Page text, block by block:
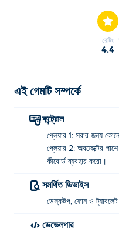
রেটিং
4.4
এই গেমটি সম্পর্কে
কন্ট্রোল
প্লেয়ার 1: সরার জন্য
প্লেয়ার 2: অবজেক্টের
কীবোর্ড ব্যবহার করো।
সমর্থিত ডিভাইস
ডেস্কটপ, ফোন ও ট্যাবলেট
ডেভেলপার